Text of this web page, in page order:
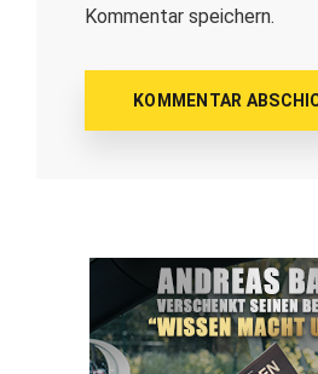
Kommentar speichern.